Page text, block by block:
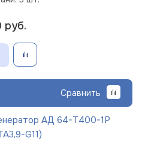
руб.
Сравнить
АД 64-Т400-1Р
G11)